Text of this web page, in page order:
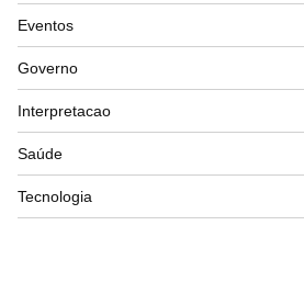
Eventos
Governo
Interpretacao
Saúde
Tecnologia